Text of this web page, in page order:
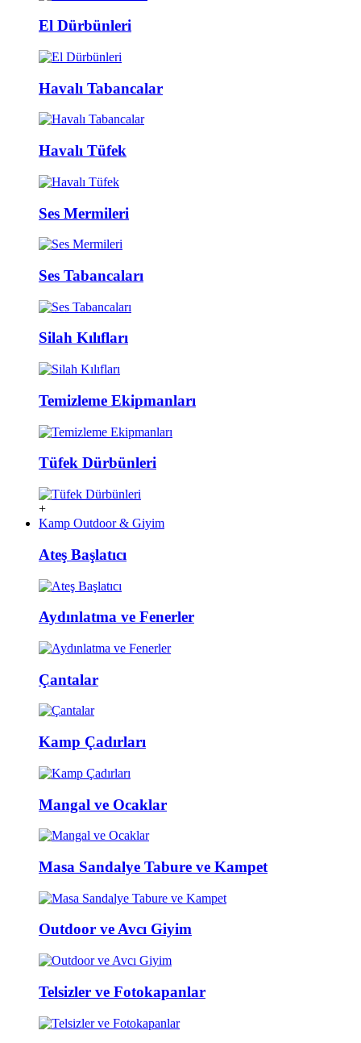
El Dürbünleri
Havalı Tabancalar
Havalı Tüfek
Ses Mermileri
Ses Tabancaları
Silah Kılıfları
Temizleme Ekipmanları
Tüfek Dürbünleri
+
Kamp Outdoor & Giyim
Ateş Başlatıcı
Aydınlatma ve Fenerler
Çantalar
Kamp Çadırları
Mangal ve Ocaklar
Masa Sandalye Tabure ve Kampet
Outdoor ve Avcı Giyim
Telsizler ve Fotokapanlar